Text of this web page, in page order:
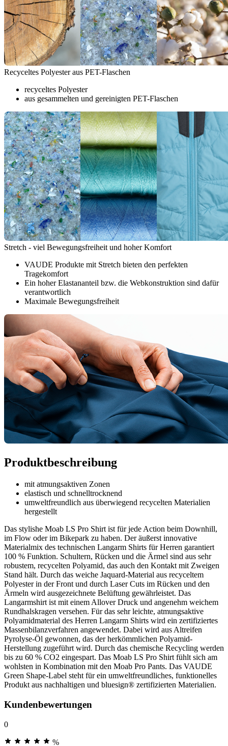
Recyceltes Polyester aus PET-Flaschen
recyceltes Polyester
aus gesammelten und gereinigten PET-Flaschen
Stretch - viel Bewegungsfreiheit und hoher Komfort
VAUDE Produkte mit Stretch bieten den perfekten
Tragekomfort
Ein hoher Elastananteil bzw. die Webkonstruktion sind dafür
verantwortlich
Maximale Bewegungsfreiheit
Produktbeschreibung
mit atmungsaktiven Zonen
elastisch und schnelltrocknend
umweltfreundlich aus überwiegend recycelten Materialien
hergestellt
Das stylishe Moab LS Pro Shirt ist für jede Action beim Downhill,
im Flow oder im Bikepark zu haben. Der äußerst innovative
Materialmix des technischen Langarm Shirts für Herren garantiert
100 % Funktion. Schultern, Rücken und die Ärmel sind aus sehr
robustem, recycelten Polyamid, das auch den Kontakt mit Zweigen
Stand hält. Durch das weiche Jaquard-Material aus recyceltem
Polyester in der Front und durch Laser Cuts im Rücken und den
Ärmeln wird ausgezeichnete Belüftung gewährleistet. Das
Langarmshirt ist mit einem Allover Druck und angenehm weichem
Rundhalskragen versehen. Für das sehr leichte, atmungsaktive
Polyamidmaterial des Herren Langarm Shirts wird ein zertifiziertes
Massenbilanzverfahren angewendet. Dabei wird aus Altreifen
Pyrolyse-Öl gewonnen, das der herkömmlichen Polyamid-
Herstellung zugeführt wird. Durch das chemische Recycling werden
bis zu 60 % CO2 eingespart. Das Moab LS Pro Shirt fühlt sich am
wohlsten in Kombination mit den Moab Pro Pants. Das VAUDE
Green Shape-Label steht für ein umweltfreundliches, funktionelles
Produkt aus nachhaltigen und bluesign® zertifizierten Materialien.
Kundenbewertungen
0
%